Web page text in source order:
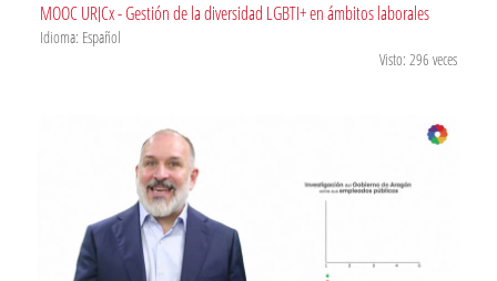
MOOC URJCx - Gestión de la diversidad LGBTI+ en ámbitos laborales
Idioma: Español
Visto: 296 veces